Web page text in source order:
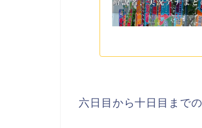
六日目から十日目まで